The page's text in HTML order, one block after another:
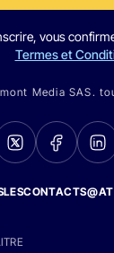
vous
Termes et
Media SAS.